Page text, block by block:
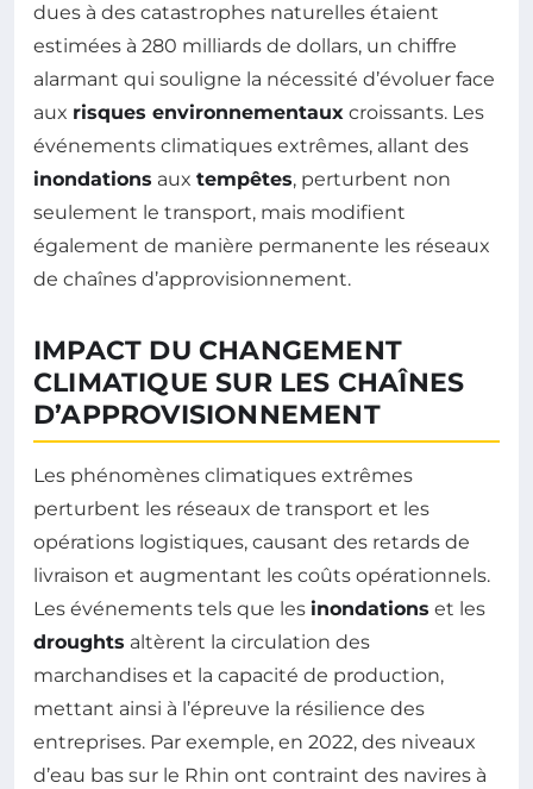
dues à des catastrophes naturelles étaient
estimées à 280 milliards de dollars, un chiffre
alarmant qui souligne la nécessité d’évoluer face
aux risques environnementaux croissants. Les
événements climatiques extrêmes, allant des
inondations aux tempêtes, perturbent non
seulement le transport, mais modifient
également de manière permanente les réseaux
de chaînes d’approvisionnement.
IMPACT DU CHANGEMENT
CLIMATIQUE SUR LES CHAÎNES
D’APPROVISIONNEMENT
Les phénomènes climatiques extrêmes
perturbent les réseaux de transport et les
opérations logistiques, causant des retards de
livraison et augmentant les coûts opérationnels.
Les événements tels que les inondations et les
droughts altèrent la circulation des
marchandises et la capacité de production,
mettant ainsi à l’épreuve la résilience des
entreprises. Par exemple, en 2022, des niveaux
d’eau bas sur le Rhin ont contraint des navires à